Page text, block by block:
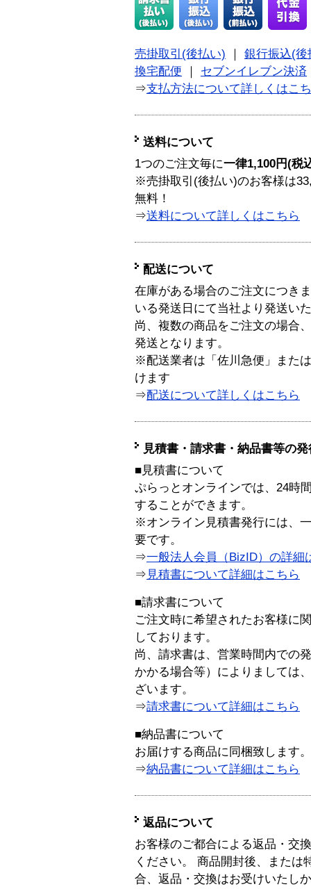
売掛取引(後払い)
銀行振込(後
換宅配便
セブンイレブン決済
⇒支払方法について詳しくはこ
送料について
1つのご注文毎に一律1,100円(税
※売掛取引(後払い)のお客様は
無料！
⇒送料について詳しくはこちら
配送について
在庫がある場合のご注文につき
いる発送日にて当社より発送い
尚、複数の商品をご注文の場合
発送となります。
※配送業者は「佐川急便」また
けます
⇒配送について詳しくはこちら
見積書・請求書・納品書等の
■見積書について
ぷらっとオンラインでは、24時
することができます。
※オンライン見積書発行には、
要です。
⇒一般法人会員（BizID）の詳細
⇒ 見積書について詳細はこちら
■請求書について
ご注文時に希望されたお客様に
しております。
尚、請求書は、営業時間内での
かかる場合等）によりましては
ざいます。
⇒請求書について詳細はこちら
■納品書について
お届けする商品に同梱致します。
⇒納品書について詳細はこちら
返品について
お客様のご都合による返品・交
ください。 商品開封後、または
合、返品・交換はお受けいたし